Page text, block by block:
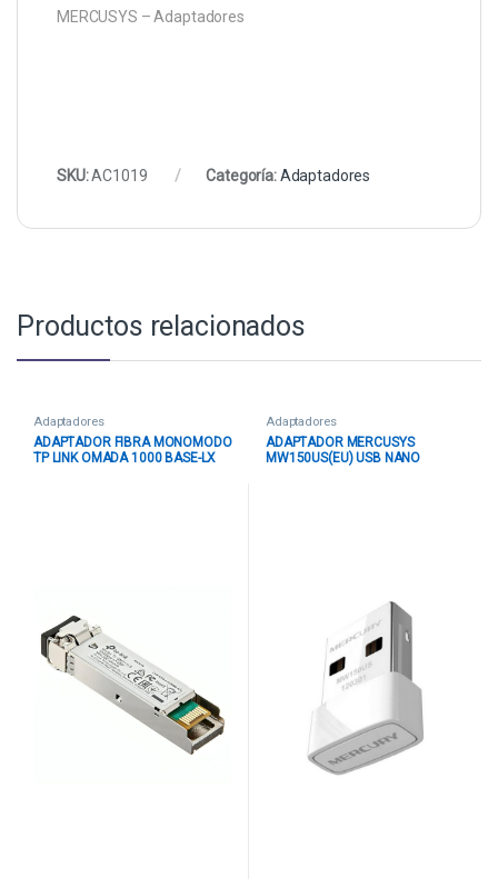
MERCUSYS – Adaptadores
SKU:AC1019 Categoría:Adaptadores
Productos relacionados
Adaptadores
ADAPTADOR FIBRA MONOMODO
TP LINK OMADA 1000 BASE-LX
Adaptadores
ADAPTADOR MERCUSYS
MW150US(EU) USB NANO